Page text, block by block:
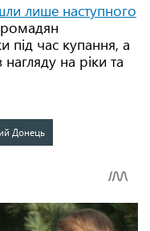
лише наступного
під час купання, а
на ріки та
Донець